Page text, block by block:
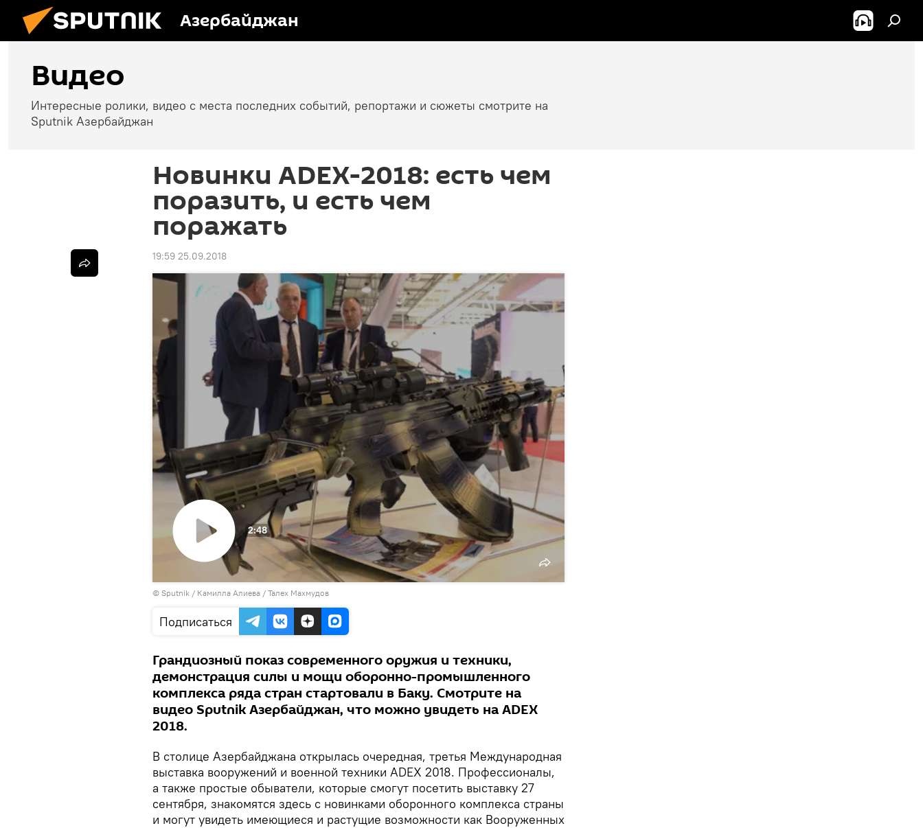
Азербайджан
Видео
Интересные ролики, видео с места последних событий, репортажи и сюжеты смотрите на
Sputnik Азербайджан
Новинки ADEX-2018: есть чем
поразить, и есть чем
поражать
19:59 25.09.2018
Воспроизвести
видео
2:48
© Sputnik / Камилла Алиева / Талех Махмудов
Подписаться
Грандиозный показ современного оружия и техники,
демонстрация силы и мощи оборонно-промышленного
комплекса ряда стран стартовали в Баку. Смотрите на
видео Sputnik Азербайджан, что можно увидеть на ADEX
2018.
В столице Азербайджана открылась очередная, третья Международная
выставка вооружений и военной техники ADEX 2018. Профессионалы,
а также простые обыватели, которые смогут посетить выставку 27
сентября, знакомятся здесь с новинками оборонного комплекса страны
и могут увидеть имеющиеся и растущие возможности как Вооруженных